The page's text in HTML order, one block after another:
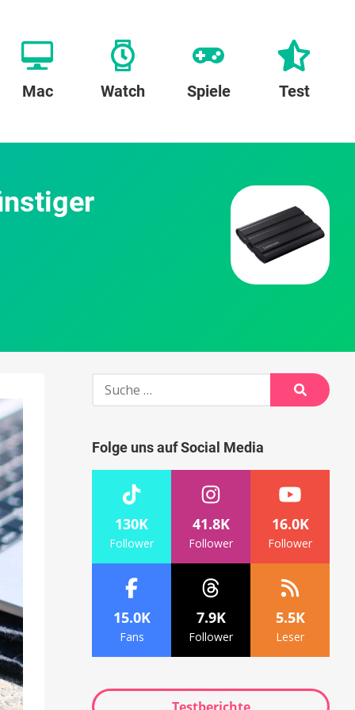
Mac Watch Spiele Test
Suche
Suche
Folge uns auf Social Media
130K
Follower
41.8K
Follower
16.0K
Follower
15.0K
Fans
7.9K
Follower
5.5K
Leser